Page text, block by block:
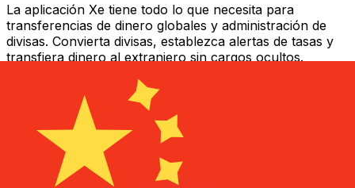
La aplicación Xe tiene todo lo que necesita para
transferencias de dinero globales y administración de
divisas. Convierta divisas, establezca alertas de tasas y
transfiera dinero al extranjero sin cargos ocultos.